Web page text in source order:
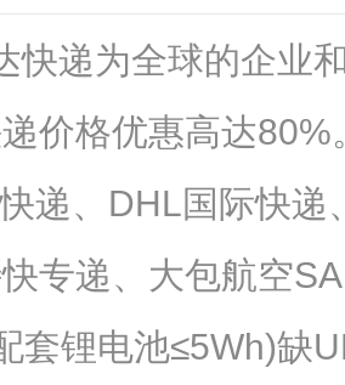
快递为全球的企业
价格优惠高达
递、DHL国际快
专递、大包航空
套锂电池≤5Wh)缺